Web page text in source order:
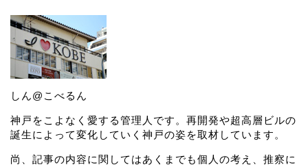
しん@こべるん
神戸をこよなく愛する管理人です。再開発や超高層ビルの
誕生によって変化していく神戸の姿を取材しています。
尚、記事の内容に関してはあくまでも個人の考え、推察に